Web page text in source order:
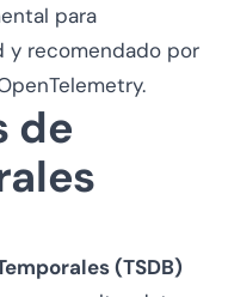
para
y recomendado por
de
(TSDB)